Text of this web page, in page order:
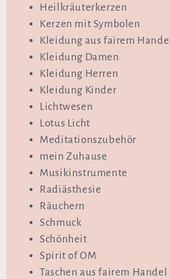
Heilkräuterkerzen
Kerzen mit Symbolen
Kleidung aus fairem Handel
Kleidung Damen
Kleidung Herren
Kleidung Kinder
Lichtwesen
Lotus Licht
Meditationszubehör
mein Zuhause
Musikinstrumente
Radiästhesie
Räuchern
Schmuck
Schönheit
Spirit of OM
Taschen aus fairem Handel